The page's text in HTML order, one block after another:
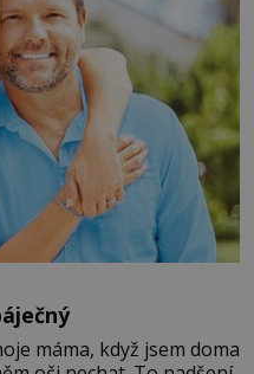
máma, když jsem doma